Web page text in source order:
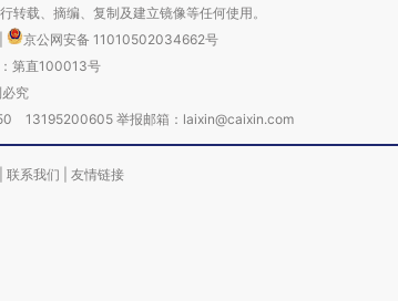
载、摘编、复制及建立镜像等任何使用。
京公网安备 11010502034662号
第直100013号
究
13195200605 举报邮箱：laixin@caixin.com
联系我们 友情链接